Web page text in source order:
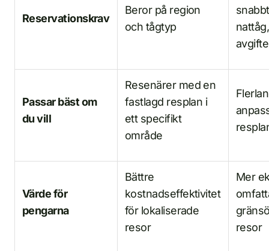
Reservationskrav
Beror på region
och tågtyp
Passar bäst om
du vill
Resenärer med en
fastlagd resplan i
ett specifikt
område
Värde för
pengarna
Bättre
kostnadseffektivitet
för lokaliserade
resor
Mer
resor